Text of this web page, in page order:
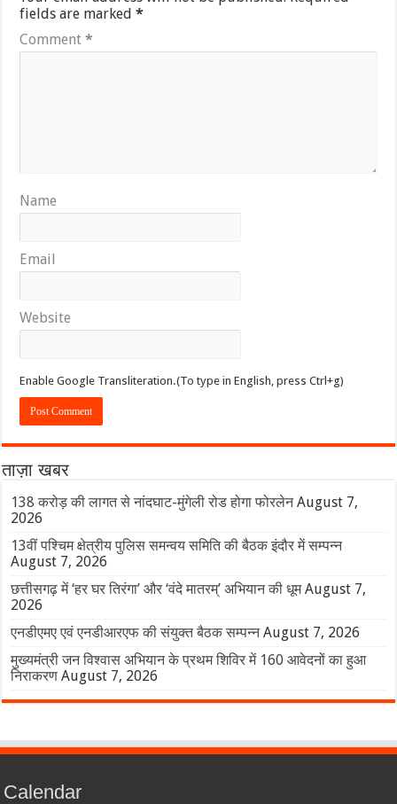
fields are marked*
Comment*
Name
Email
Website
Enable Google Transliteration.(To type in English, press Ctrl+g)
ताज़ा खबर
138 करोड़ की लागत से नांदघाट-मुंगेली रोड होगा फोरलेन August 7,
2026
13वीं पश्चिम क्षेत्रीय पुलिस समन्वय समिति की बैठक इंदौर में सम्पन्न
August 7, 2026
छत्तीसगढ़ में ‘हर घर तिरंगा’ और ‘वंदे मातरम्’ अभियान की धूम August 7,
2026
एनडीएमए एवं एनडीआरएफ की संयुक्त बैठक सम्पन्न August 7, 2026
मुख्यमंत्री जन विश्वास अभियान के प्रथम शिविर में 160 आवेदनों का हुआ
निराकरण August 7, 2026
Calendar